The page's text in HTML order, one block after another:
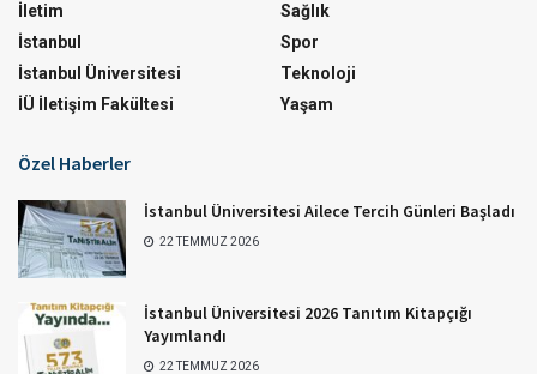
İletim
İstanbul
İstanbul Üniversitesi
İÜ İletişim Fakültesi
Sağlık
Spor
Teknoloji
Yaşam
Özel Haberler
İstanbul Üniversitesi Ailece Tercih Günleri Başladı
22 TEMMUZ 2026
İstanbul Üniversitesi 2026 Tanıtım Kitapçığı
Yayımlandı
22 TEMMUZ 2026